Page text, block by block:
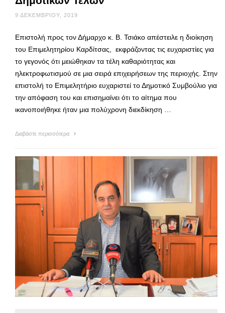
9 ΔΕΚΕΜΒΡΊΟΥ, 2019
Επιστολή προς τον Δήμαρχο κ. Β. Τσιάκο απέστειλε η διοίκηση
του Επιμελητηρίου Καρδίτσας, εκφράζοντας τις ευχαριστίες για
το γεγονός ότι μειώθηκαν τα τέλη καθαριότητας και
ηλεκτροφωτισμού σε μια σειρά επιχειρήσεων της περιοχής. Στην
επιστολή το Επιμελητήριο ευχαριστεί το Δημοτικό Συμβούλιο για
την απόφαση του και επισημαίνει ότι το αίτημα που
ικανοποιήθηκε ήταν μια πολύχρονη διεκδίκηση …
Διαβάστε περισσότερα